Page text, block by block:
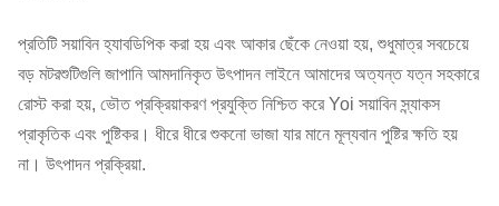
প্রতিটি সয়াবিন হ্যাবডিপিক করা হয় এবং আকার ছেঁকে নেওয়া হয়, শুধুমাত্র সবচেয়ে
বড় মটরশুটিগুলি জাপানি আমদানিকৃত উৎপাদন লাইনে আমাদের অত্যন্ত যত্ন সহকারে
রোস্ট করা হয়, ভৌত প্রক্রিয়াকরণ প্রযুক্তি নিশ্চিত করে Yoi সয়াবিন স্ন্যাকস
প্রাকৃতিক এবং পুষ্টিকর। ধীরে ধীরে শুকনো ভাজা যার মানে মূল্যবান পুষ্টির ক্ষতি হয়
না। উৎপাদন প্রক্রিয়া.